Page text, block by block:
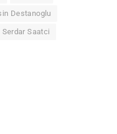
Destanoglu
Serdar Saatci